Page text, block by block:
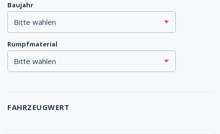
Baujahr
Rumpfmaterial
FAHRZEUGWERT